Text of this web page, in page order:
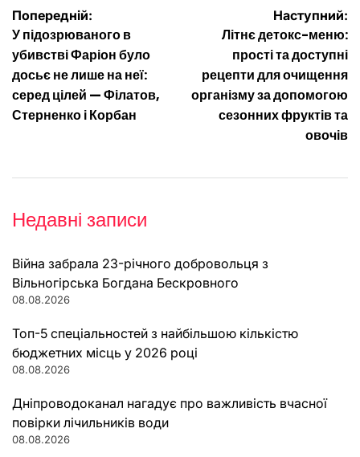
Навігація
записів
Попередній:
У підозрюваного в
убивстві Фаріон було
досьє не лише на неї:
серед цілей — Філатов,
Стерненко і Корбан
Наступний:
Літнє детокс-меню:
прості та доступні
рецепти для очищення
організму за допомогою
сезонних фруктів та
овочів
Недавні записи
Війна забрала 23-річного добровольця з
Вільногірська Богдана Бескровного
08.08.2026
Топ-5 спеціальностей з найбільшою кількістю
бюджетних місць у 2026 році
08.08.2026
Дніпроводоканал нагадує про важливість вчасної
повірки лічильників води
08.08.2026